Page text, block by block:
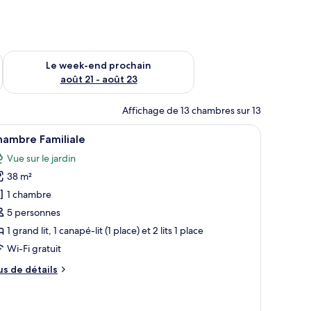
août 14 - août 16
Le week-end prochain
août 21 - août 23
Vérifier la disponibilité pour le week-end prochain août 21 -
Affichage de 13 chambres sur 13
la fenêtre.
un bureau équipé d’une machine à café et une vue sur la verdure par la
:
Une chambre d’hôtel avec un grand lit, un
6 Familiale
Vue sur le jardin
38 m²
1 chambre
5 personnes
1 grand lit, 1 canapé-lit (1 place) et 2 lits 1 place
Wi-Fi gratuit
de détails